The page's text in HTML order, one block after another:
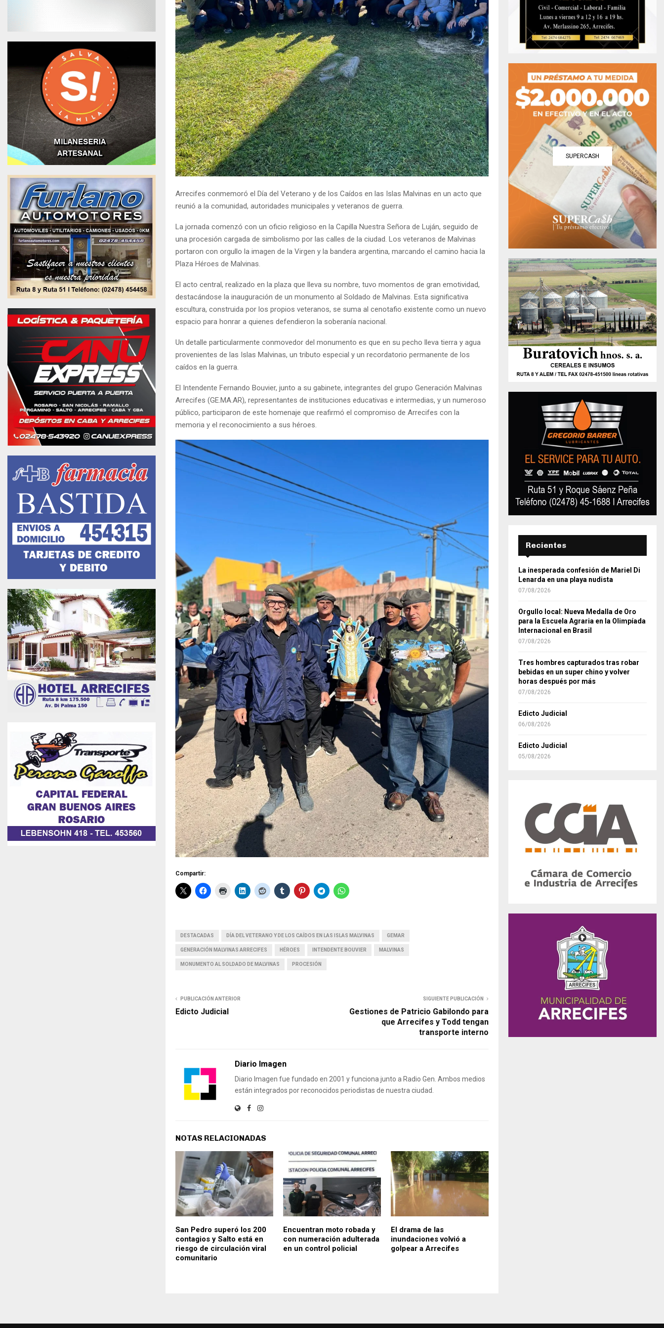
Arrecifes conmemoró el Día del Veterano y de los Caídos en las Islas Malvinas en un acto que
reunió a la comunidad, autoridades municipales y veteranos de guerra.
La jornada comenzó con un oficio religioso en la Capilla Nuestra Señora de Luján, seguido de
una procesión cargada de simbolismo por las calles de la ciudad. Los veteranos de Malvinas
portaron con orgullo la imagen de la Virgen y la bandera argentina, marcando el camino hacia la
Plaza Héroes de Malvinas.
El acto central, realizado en la plaza que lleva su nombre, tuvo momentos de gran emotividad,
destacándose la inauguración de un monumento al Soldado de Malvinas. Esta significativa
escultura, construida por los propios veteranos, se suma al cenotafio existente como un nuevo
espacio para honrar a quienes defendieron la soberanía nacional.
Un detalle particularmente conmovedor del monumento es que en su pecho lleva tierra y agua
provenientes de las Islas Malvinas, un tributo especial y un recordatorio permanente de los
caídos en la guerra.
El Intendente Fernando Bouvier, junto a su gabinete, integrantes del grupo Generación Malvinas
Arrecifes (GE.MA.AR), representantes de instituciones educativas e intermedias, y un numeroso
público, participaron de este homenaje que reafirmó el compromiso de Arrecifes con la
memoria y el reconocimiento a sus héroes.
Compartir:
DESTACADAS DÍA DEL VETERANO Y DE LOS CAÍDOS EN LAS ISLAS MALVINAS GEMAR
GENERACIÓN MALVINAS ARRECIFES HÉROES INTENDENTE BOUVIER MALVINAS
MONUMENTO AL SOLDADO DE MALVINAS PROCESIÓN
PUBLICACIÓN ANTERIOR
Edicto Judicial
SIGUIENTE PUBLICACIÓN
Gestiones de Patricio Gabilondo para
que Arrecifes y Todd tengan
transporte interno
Diario Imagen
Diario Imagen fue fundado en 2001 y funciona junto a Radio Gen. Ambos medios
están integrados por reconocidos periodistas de nuestra ciudad.
NOTAS RELACIONADAS
San Pedro superó los 200
contagios y Salto está en
riesgo de circulación viral
comunitario
Encuentran moto robada y
con numeración adulterada
en un control policial
El drama de las
inundaciones volvió a
golpear a Arrecifes
SUPERCASH
Recientes
La inesperada confesión de Mariel Di
Lenarda en una playa nudista
07/08/2026
Orgullo local: Nueva Medalla de Oro
para la Escuela Agraria en la Olimpíada
Internacional en Brasil
07/08/2026
Tres hombres capturados tras robar
bebidas en un super chino y volver
horas después por más
07/08/2026
Edicto Judicial
06/08/2026
Edicto Judicial
05/08/2026